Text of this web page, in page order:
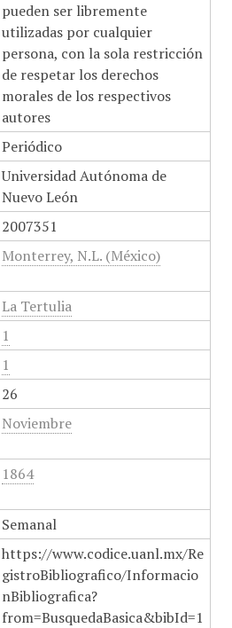
pueden ser libremente
utilizadas por cualquier
persona, con la sola restricción
de respetar los derechos
morales de los respectivos
autores
Periódico
Universidad Autónoma de
Nuevo León
2007351
Monterrey, N.L. (México)
La Tertulia
1
1
26
Noviembre
1864
Semanal
https://www.codice.uanl.mx/Re
gistroBibliografico/Informacio
nBibliografica?
from=BusquedaBasica&bibId=1